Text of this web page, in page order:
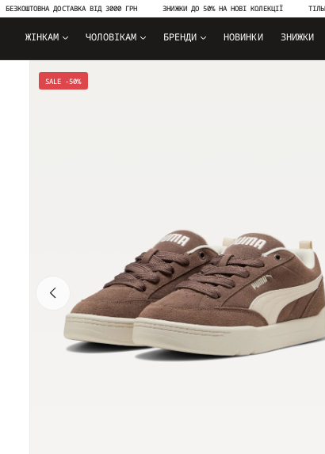
ДОСТАВКА ВІД 3000 ГРН ЗНИЖКИ ДО 50% НА НОВІ КОЛЕКЦІЇ ТІЛЬКИ
ЖІНКАМ ЧОЛОВІКАМ БРЕНДИ НОВИНКИ ЗНИЖКИ
SALE -50%